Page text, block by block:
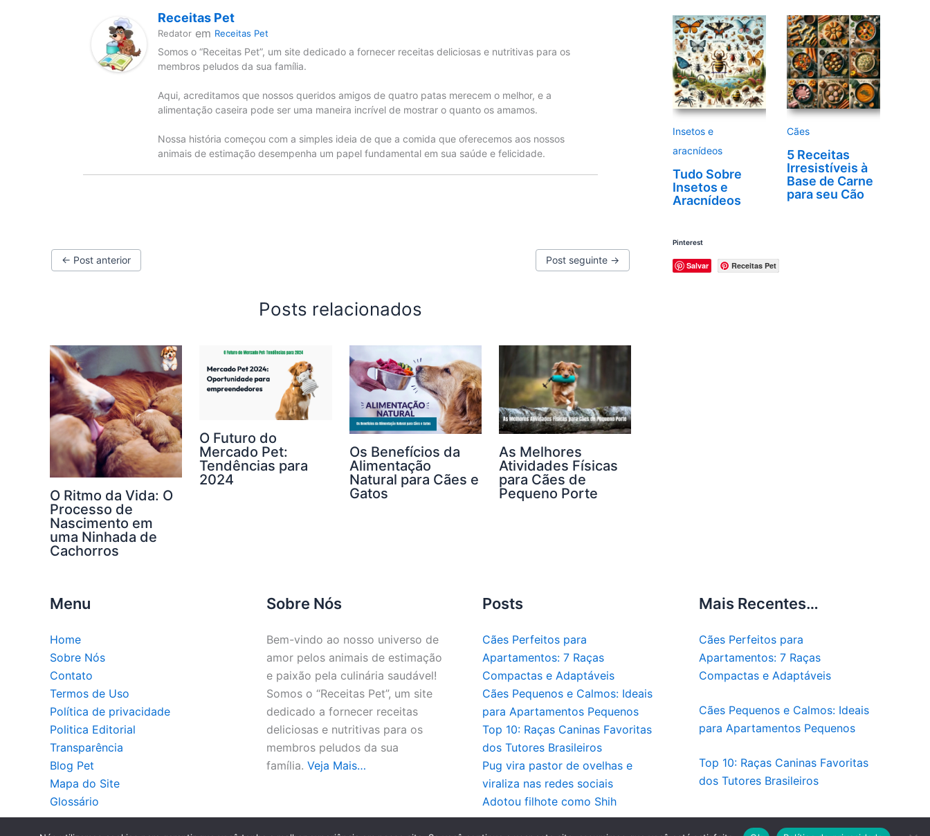
Receitas Pet
Redator em Receitas Pet
Somos o “Receitas Pet”, um site dedicado a fornecer receitas deliciosas e nutritivas para os
membros peludos da sua família.
Aqui, acreditamos que nossos queridos amigos de quatro patas merecem o melhor, e a
alimentação caseira pode ser uma maneira incrível de mostrar o quanto os amamos.
Nossa história começou com a simples ideia de que a comida que oferecemos aos nossos
animais de estimação desempenha um papel fundamental em sua saúde e felicidade.
← Post anterior Post seguinte →
Posts relacionados
O Ritmo da Vida: O
Processo de
Nascimento em
uma Ninhada de
Cachorros
O Futuro do
Mercado Pet:
Tendências para
2024
Os Benefícios da
Alimentação
Natural para Cães e
Gatos
As Melhores
Atividades Físicas
para Cães de
Pequeno Porte
Insetos e
aracnídeos
Tudo Sobre
Insetos e
Aracnídeos
Cães
5 Receitas
Irresistíveis à
Base de Carne
para seu Cão
Pinterest
Salvar Receitas Pet
Menu
Home
Sobre Nós
Contato
Termos de Uso
Política de privacidade
Politica Editorial
Transparência
Blog Pet
Mapa do Site
Glossário
Sobre Nós
Bem-vindo ao nosso universo de
amor pelos animais de estimação
e paixão pela culinária saudável!
Somos o “Receitas Pet”, um site
dedicado a fornecer receitas
deliciosas e nutritivas para os
membros peludos da sua
família. Veja Mais…
Posts
Cães Perfeitos para
Apartamentos: 7 Raças
Compactas e Adaptáveis
Cães Pequenos e Calmos: Ideais
para Apartamentos Pequenos
Top 10: Raças Caninas Favoritas
dos Tutores Brasileiros
Pug vira pastor de ovelhas e
viraliza nas redes sociais
Adotou filhote como Shih
Mais Recentes…
Cães Perfeitos para
Apartamentos: 7 Raças
Compactas e Adaptáveis
Cães Pequenos e Calmos: Ideais
para Apartamentos Pequenos
Top 10: Raças Caninas Favoritas
dos Tutores Brasileiros